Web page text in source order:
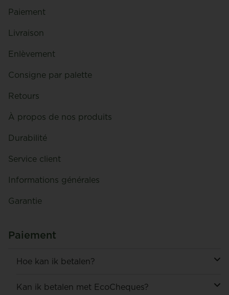
Paiement
Livraison
Enlèvement
Consigne par palette
Retours
À propos de nos produits
Durabilité
Service client
Informations générales
Garantie
Paiement
Hoe kan ik betalen?
Kan ik betalen met EcoCheques?